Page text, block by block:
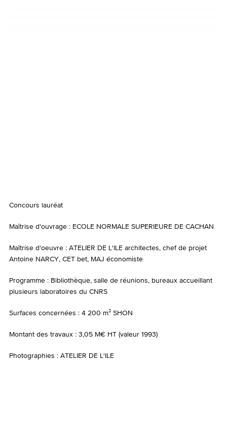
Concours lauréat
Maîtrise d'ouvrage : ECOLE NORMALE SUPERIEURE DE CACHAN
Maîtrise d'oeuvre : ATELIER DE L'ILE architectes, chef de projet
Antoine NARCY, CET bet, MAJ économiste
Programme : Bibliothèque, salle de réunions, bureaux accueillant
plusieurs laboratoires du CNRS
Surfaces concernées : 4 200 m² SHON
Montant des travaux : 3,05 M€ HT (valeur 1993)
Photographies : ATELIER DE L'ILE